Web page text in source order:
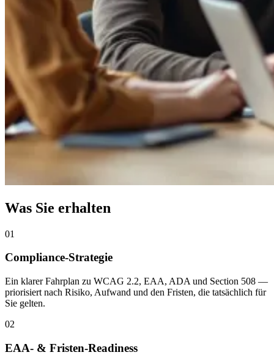
Was Sie erhalten
01
Compliance-Strategie
Ein klarer Fahrplan zu WCAG 2.2, EAA, ADA und Section 508 —
priorisiert nach Risiko, Aufwand und den Fristen, die tatsächlich für
Sie gelten.
02
EAA- & Fristen-Readiness